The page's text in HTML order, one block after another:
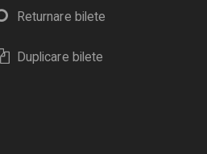
Returnare bilete
Duplicare bilete